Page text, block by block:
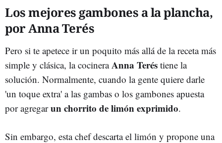
Los mejores gambones a la plancha,
por Anna Terés
Pero si te apetece ir un poquito más allá de la receta más
simple y clásica, la cocineraAnna Terés tiene la
solución. Normalmente, cuando la gente quiere darle
'un toque extra' a las gambas o los gambones apuesta
por agregarun chorrito de limón exprimido.
Sin embargo, esta chef descarta el limón y propone una